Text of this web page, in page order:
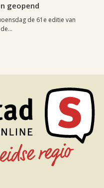
geopend
de 61e editie van